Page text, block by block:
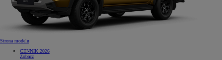
Strona modelu
CENNIK 2026
Zobacz